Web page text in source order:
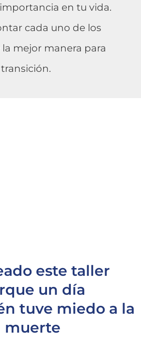
en tu vida.
cada uno de los
mejor manera para
este taller
un día
tuve miedo a la
muerte